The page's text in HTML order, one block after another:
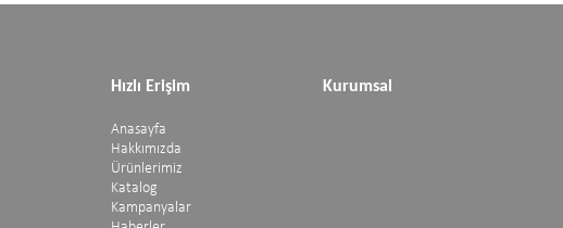
Hızlı Erişim
Anasayfa
Hakkımızda
Ürünlerimiz
Katalog
Kampanyalar
Kurumsal